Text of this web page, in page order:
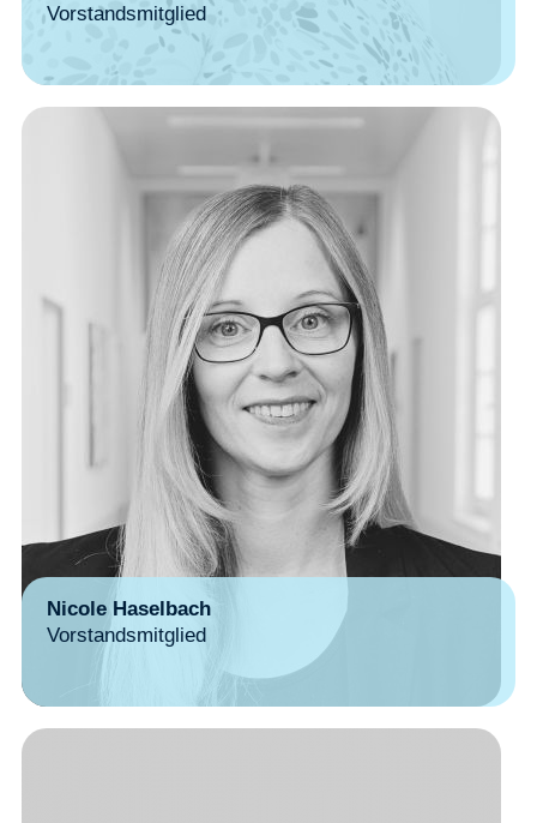
Vorstandsmitglied
Nicole Haselbach
Vorstandsmitglied